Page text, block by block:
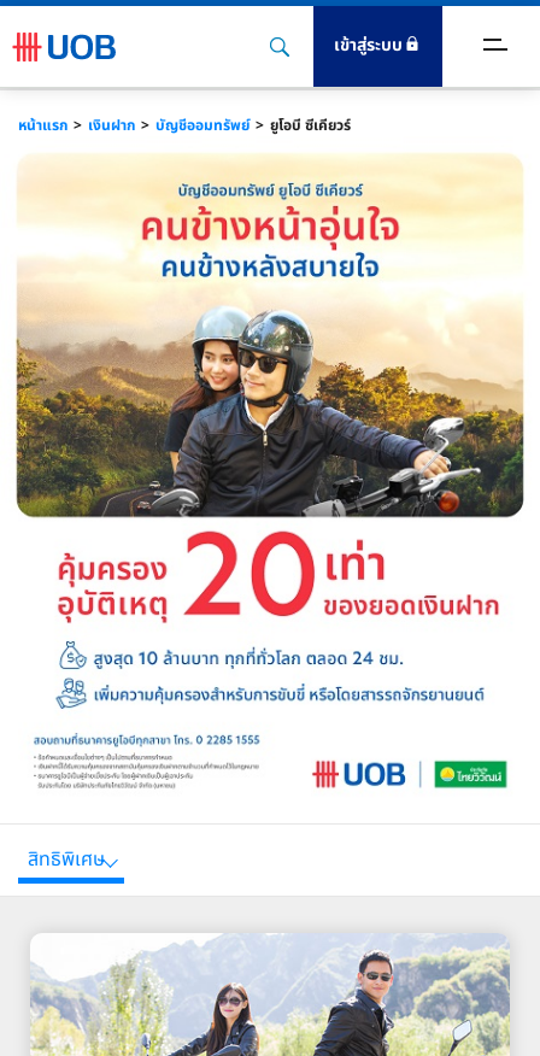
เข้าสู่ระบบ
าร
น
Banking
หน้าแรก เงินฝาก บัญชีออมทรัพย์ ยูโอบี ซีเคียวร์
สิทธิพิเศษ